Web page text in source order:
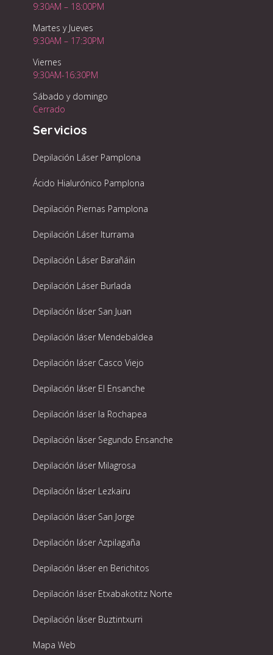
9:30AM – 18:00PM
Martes y Jueves
9:30AM – 17:30PM
Viernes
9:30AM-16:30PM
Sábado y domingo
Cerrado
Servicios
Depilación Láser Pamplona
Ácido Hialurónico Pamplona
Depilación Piernas Pamplona
Depilación Láser Iturrama
Depilación Láser Barañáin
Depilación Láser Burlada
Depilación láser San Juan
Depilación láser Mendebaldea
Depilación láser Casco Viejo
Depilación láser El Ensanche
Depilación láser la Rochapea
Depilación láser Segundo Ensanche
Depilación láser Milagrosa
Depilación láser Lezkairu
Depilación láser San Jorge
Depilación láser Azpilagaña
Depilación láser en Berichitos
Depilación láser Etxabakotitz Norte
Depilación láser Buztintxurri
Mapa Web